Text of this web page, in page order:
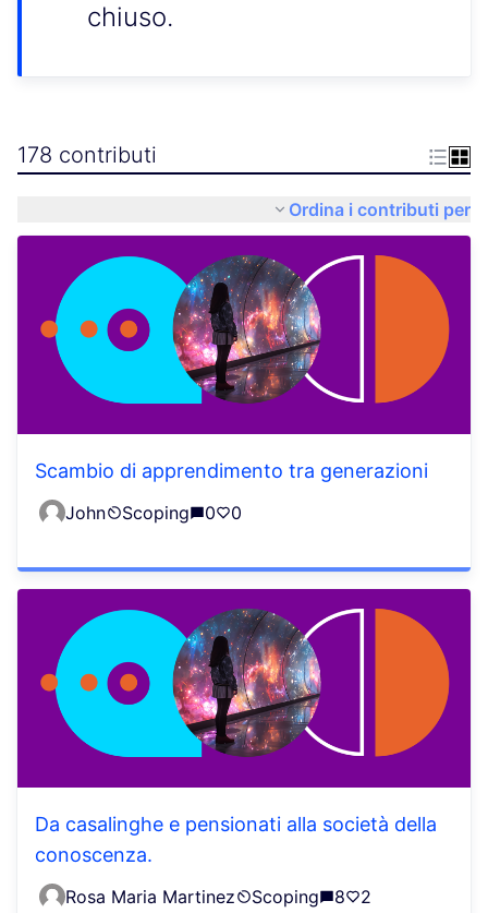
chiuso.
178 contributi
Ordina i contributi per
Scambio di apprendimento tra generazioni
John Scoping 0 0
Da casalinghe e pensionati alla società della
conoscenza.
Rosa Maria Martinez Scoping 8 2